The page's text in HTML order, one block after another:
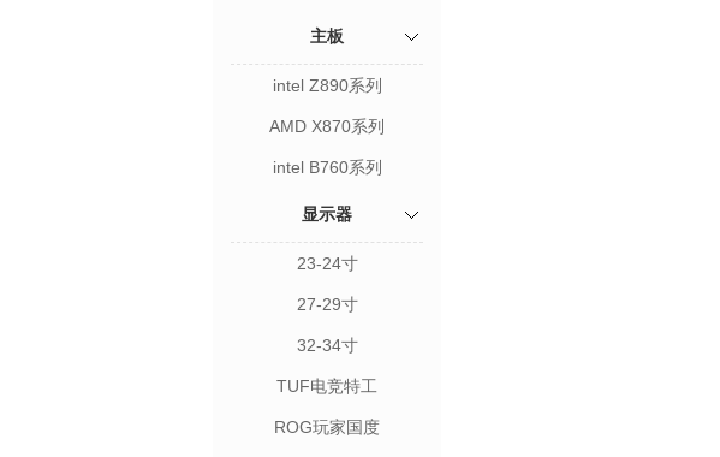
主板
intel Z890系列
AMD X870系列
intel B760系列
显示器
23-24寸
27-29寸
32-34寸
TUF电竞特工
ROG玩家国度